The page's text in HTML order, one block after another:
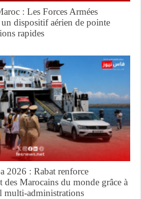
: Les Forces Armées
dispositif aérien de pointe
rapides
2026 : Rabat renforce
des Marocains du monde grâce à
multi-administrations